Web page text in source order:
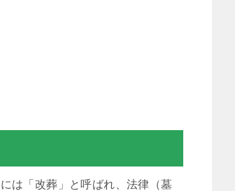
は「改葬」と呼ばれ、法律（墓